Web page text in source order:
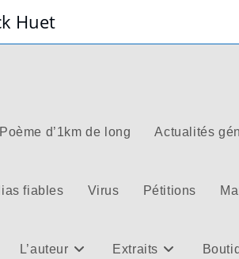
Huet
Poème d’1km de long Actualités
fiables Virus Pétitions
L’auteur Extraits